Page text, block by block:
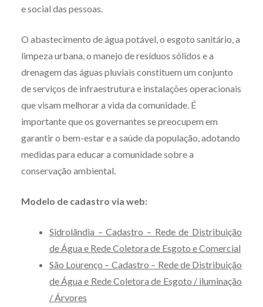
e social das pessoas.
O abastecimento de água potável, o esgoto sanitário, a
limpeza urbana, o manejo de resíduos sólidos e a
drenagem das águas pluviais constituem um conjunto
de serviços de infraestrutura e instalações operacionais
que visam melhorar a vida da comunidade. É
importante que os governantes se preocupem em
garantir o bem-estar e a saúde da população, adotando
medidas para educar a comunidade sobre a
conservação ambiental.
Modelo de cadastro via web:
Sidrolãndia – Cadastro – Rede de Distribuição
de Água e Rede Coletora de Esgoto e Comercial
São Lourenço – Cadastro – Rede de Distribuição
de Água e Rede Coletora de Esgoto / iluminação
/ Árvores